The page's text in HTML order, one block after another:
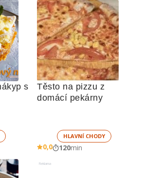
s
Těsto na pizzu z
domácí pekárny
HLAVNÍ CHODY
0,0 120min
Reklama